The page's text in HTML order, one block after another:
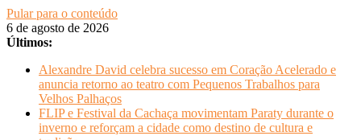
Pular para o conteúdo
6 de agosto de 2026
Últimos:
Alexandre David celebra sucesso em Coração Acelerado e
anuncia retorno ao teatro com Pequenos Trabalhos para
Velhos Palhaços
FLIP e Festival da Cachaça movimentam Paraty durante o
inverno e reforçam a cidade como destino de cultura e